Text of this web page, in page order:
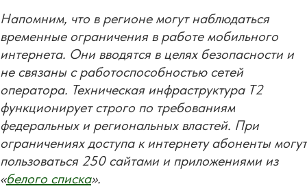
Напомним, что в регионе могут наблюдаться
временные ограничения в работе мобильного
интернета. Они вводятся в целях безопасности и
не связаны с работоспособностью сетей
оператора. Техническая инфраструктура T2
функционирует строго по требованиям
федеральных и региональных властей. При
ограничениях доступа к интернету абоненты могут
пользоваться 250 сайтами и приложениями из
«белого списка».